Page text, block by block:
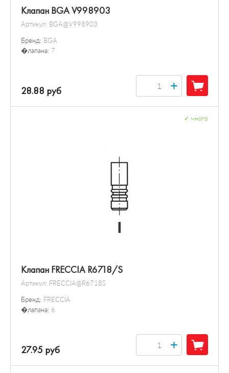
Клапан BGA V998903
Артикул: BGA@V998903
Бренд: BGA
�лапана: 7
28.88 руб +
Клапан FRECCIA R6718/S
Артикул: FRECCIA@R6718S
Бренд: FRECCIA
�лапана: 6
много
27.95 руб +